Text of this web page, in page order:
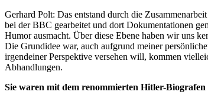
Gerhard Polt: Das entstand durch die
bei der BBC gearbeitet und dort Dokumentationen
Humor ausmacht. Über diese Ebene haben wir uns
Die Grundidee war, auch aufgrund meiner
irgendeiner Perspektive versehen will, kommen
Abhandlungen.
Sie waren mit dem renommierten Hitler-